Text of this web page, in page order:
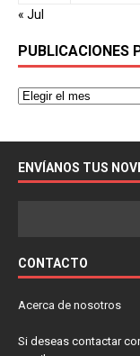
« Jul
PUBLICACIONES
ENVÍANOS TUS
CONTACTO
Acerca de nosotros
Si deseas contactar